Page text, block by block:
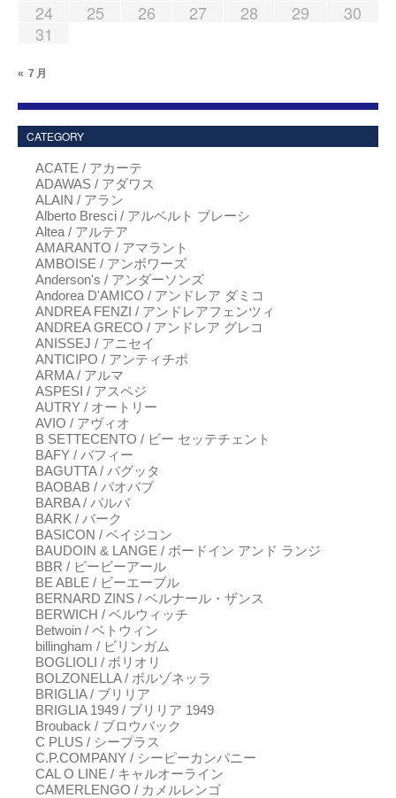
24
25 26 27 28 29
30
31
« 7月
CATEGORY
ACATE / アカーテ
ADAWAS / アダワス
ALAIN / アラン
Alberto Bresci / アルベルト ブレーシ
Altea / アルテア
AMARANTO / アマラント
AMBOISE / アンボワーズ
Anderson's / アンダーソンズ
Andorea D'AMICO / アンドレア ダミコ
ANDREA FENZI / アンドレアフェンツィ
ANDREA GRECO / アンドレア グレコ
ANISSEJ / アニセイ
ANTICIPO / アンティチポ
ARMA / アルマ
ASPESI / アスペジ
AUTRY / オートリー
AVIO / アヴィオ
B SETTECENTO / ビー セッテチェント
BAFY / バフィー
BAGUTTA / バグッタ
BAOBAB / バオバブ
BARBA / バルバ
BARK / バーク
BASICON / ベイジコン
BAUDOIN & LANGE / ボードイン アンド ランジ
BBR / ビービーアール
BE ABLE / ビーエーブル
BERNARD ZINS / ベルナール・ザンス
BERWICH / ベルウィッチ
Betwoin / ベトウィン
billingham / ビリンガム
BOGLIOLI / ボリオリ
BOLZONELLA / ボルゾネッラ
BRIGLIA / ブリリア
BRIGLIA 1949 / ブリリア 1949
Brouback / ブロウバック
C PLUS / シープラス
C.P.COMPANY / シーピーカンパニー
CAL O LINE / キャルオーライン
CAMERLENGO / カメルレンゴ